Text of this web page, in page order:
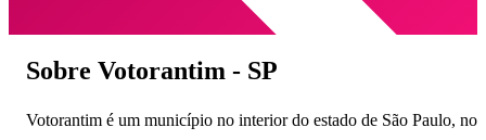
Sobre Votorantim - SP
Votorantim é um município no interior do estado de São Paulo, no